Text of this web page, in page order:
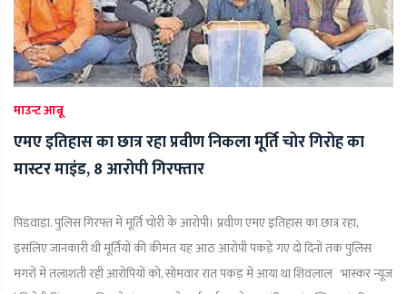
माउन्ट आबू
एमए इतिहास का छात्र रहा प्रवीण निकला मूर्ति चोर गिरोह का
मास्टर माइंड, 8 आरोपी गिरफ्तार
पिंडवाड़ा. पुलिस गिरफ्त में मूर्ति चोरी के आरोपी। प्रवीण एमए इतिहास का छात्र रहा,
इसलिए जानकारी थी मूर्तियों की कीमत यह आठ आरोपी पकड़े गए दो दिनों तक पुलिस
मगरों में तलाशती रही आरोपियों को, सोमवार रात पकड़ में आया था शिवलाल भास्कर न्यूज